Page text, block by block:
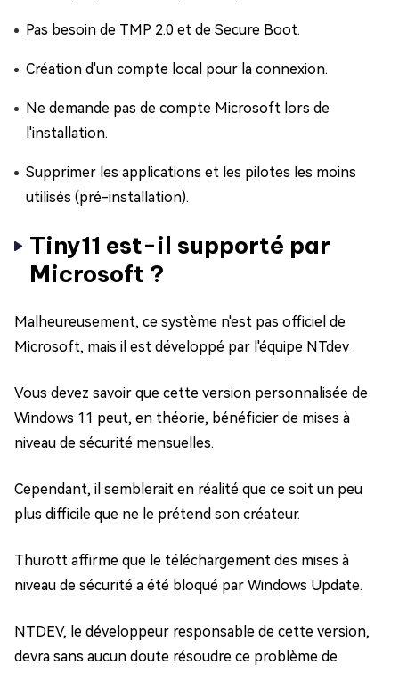
Pas besoin de TMP 2.0 et de Secure Boot.
Création d'un compte local pour la connexion.
Ne demande pas de compte Microsoft lors de
l'installation.
Supprimer les applications et les pilotes les moins
utilisés (pré-installation).
Tiny11 est-il supporté par
Microsoft ?
Malheureusement, ce système n'est pas officiel de
Microsoft, mais il est développé par l'équipe NTdev .
Vous devez savoir que cette version personnalisée de
Windows 11 peut, en théorie, bénéficier de mises à
niveau de sécurité mensuelles.
Cependant, il semblerait en réalité que ce soit un peu
plus difficile que ne le prétend son créateur.
Thurott affirme que le téléchargement des mises à
niveau de sécurité a été bloqué par Windows Update.
NTDEV, le développeur responsable de cette version,
devra sans aucun doute résoudre ce problème de